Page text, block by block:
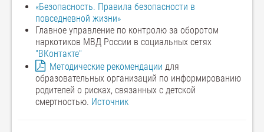
«Безопасность. Правила безопасности в
повседневной жизни»
Главное управление по контролю за оборотом
наркотиков МВД России в социальных сетях
"ВКонтакте"
Методические рекомендации для
образовательных организаций по информированию
родителей о рисках, связанных с детской
смертностью. Источник